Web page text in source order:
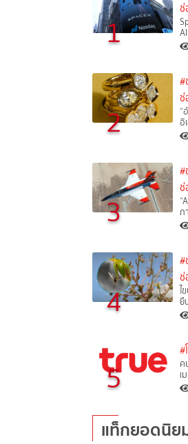
1
2
#
“
อิ
3
#
ก
4
#
ไ
ยื
5
#
ค
เ
แท็กยอดนิย